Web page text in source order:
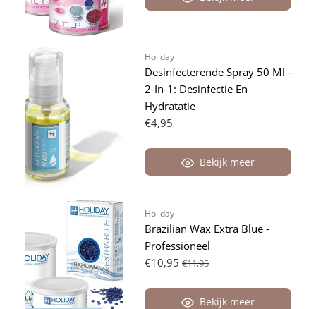
Holiday
Desinfecterende Spray 50 Ml -
2-In-1: Desinfectie En
Hydratatie
€4,95
Bekijk meer
Holiday
Brazilian Wax Extra Blue -
Professioneel
€10,95 €11,95
Bekijk meer